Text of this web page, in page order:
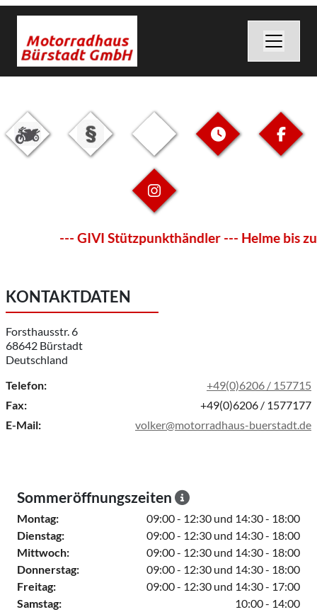
--- GIVI Stützpunkthändler --- Helme bis
KONTAKTDATEN
Forsthausstr. 6
68642 Bürstadt
Deutschland
Telefon:
+49(0)6206 / 157715
Fax:
+49(0)6206 / 1577177
E-Mail:
volker@motorradhaus-buerstadt.de
Sommeröffnungszeiten
Montag:
09:00 - 12:30 und 14:30 - 18:00
Dienstag:
09:00 - 12:30 und 14:30 - 18:00
Mittwoch:
09:00 - 12:30 und 14:30 - 18:00
Donnerstag:
09:00 - 12:30 und 14:30 - 18:00
Freitag:
09:00 - 12:30 und 14:30 - 17:00
Samstag:
10:00 - 14:00